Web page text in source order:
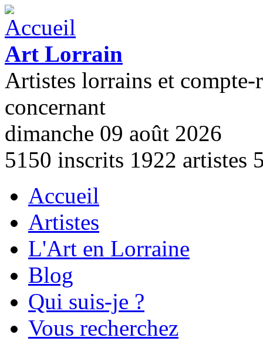
Aller au contenu principal
Art Lorrain
Artistes lorrains et compte-
concernant
dimanche 09 août 2026
5150 inscrits 1922 artistes
Menu principal
Accueil
Artistes
L'Art en Lorraine
Blog
Qui suis-je ?
Vous recherchez